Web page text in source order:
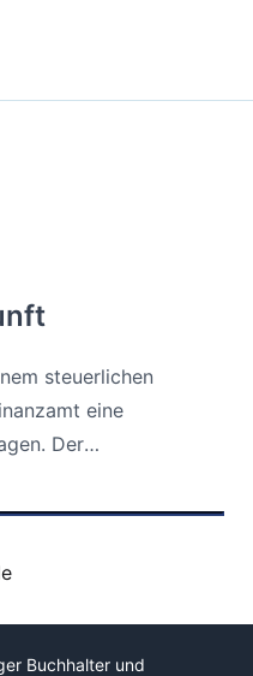
steuerlichen
eine
Der
Buchhalter und